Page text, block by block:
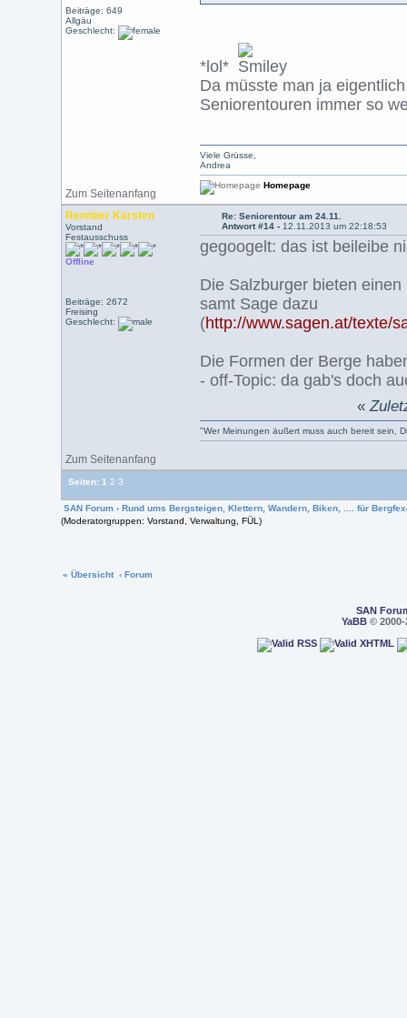
Beiträge: 649
Allgäu
Geschlecht:
*lol*
Da müsste man ja
Seniorentouren immer so
Zum Seitenanfang
Viele Grüsse,
Andrea
Homepage
Renntier Karsten
Vorstand
Festausschuss
Offline
Beiträge: 2672
Freising
Geschlecht:
Re: Seniorentour am 24.11.
Antwort #14 - 12.11.2013 um 22:18:53
gegoogelt: das ist beileibe
Die Salzburger bieten
samt Sage dazu
(http://www.sagen.at/texte/
Die Formen der Berge
- off-Topic: da gab's doch
Zum Seitenanfang
«
"Wer Meinungen äußert muss auch bereit sein,
Seiten: 1 2 3
SAN Forum› Rund ums Bergsteigen, Klettern, Wandern, Biken, .... für
(Moderatorgruppen: Vorstand, Verwaltung, FÜL)
« Übersicht ‹ Forum
SAN
YaBB© 2000-